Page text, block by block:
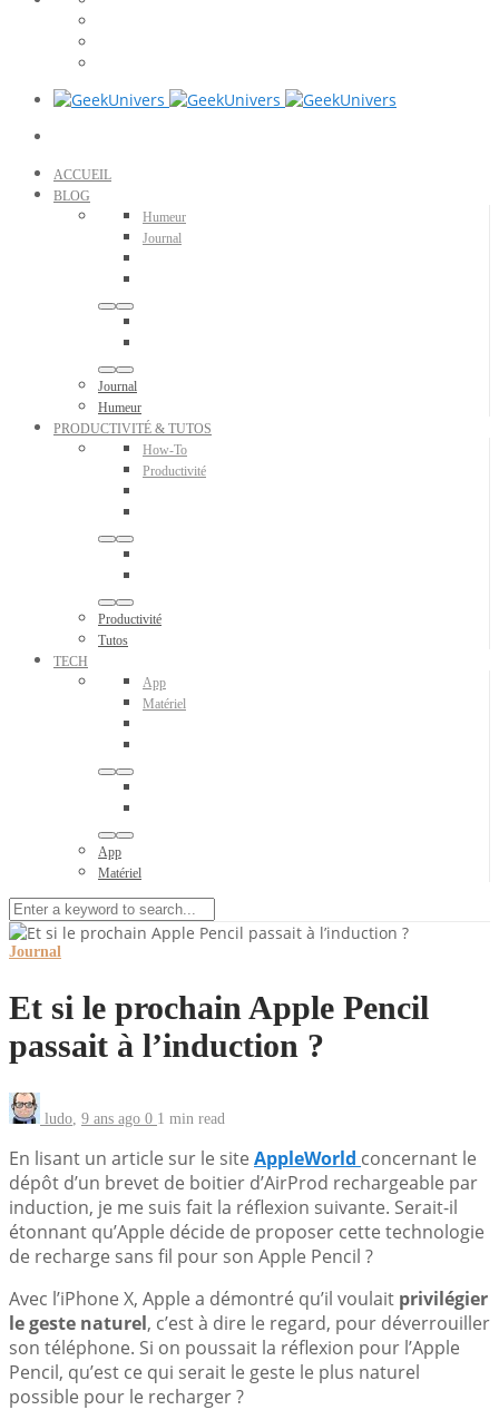
ACCUEIL
BLOG
Humeur
Journal
Journal
Humeur
PRODUCTIVITÉ & TUTOS
How-To
Productivité
Productivité
Tutos
TECH
App
Matériel
App
Matériel
Journal
Et si le prochain Apple Pencil
passait à l’induction ?
ludo 9 ans ago 0 1 min read
En lisant un article sur le site AppleWorld concernant le
dépôt d’un brevet de boitier d’AirProd rechargeable par
induction, je me suis fait la réflexion suivante. Serait-il
étonnant qu’Apple décide de proposer cette technologie
de recharge sans fil pour son Apple Pencil ?
Avec l’iPhone X, Apple a démontré qu’il voulait privilégier
le geste naturel, c’est à dire le regard, pour déverrouiller
son téléphone. Si on poussait la réflexion pour l’Apple
Pencil, qu’est ce qui serait le geste le plus naturel
possible pour le recharger ?